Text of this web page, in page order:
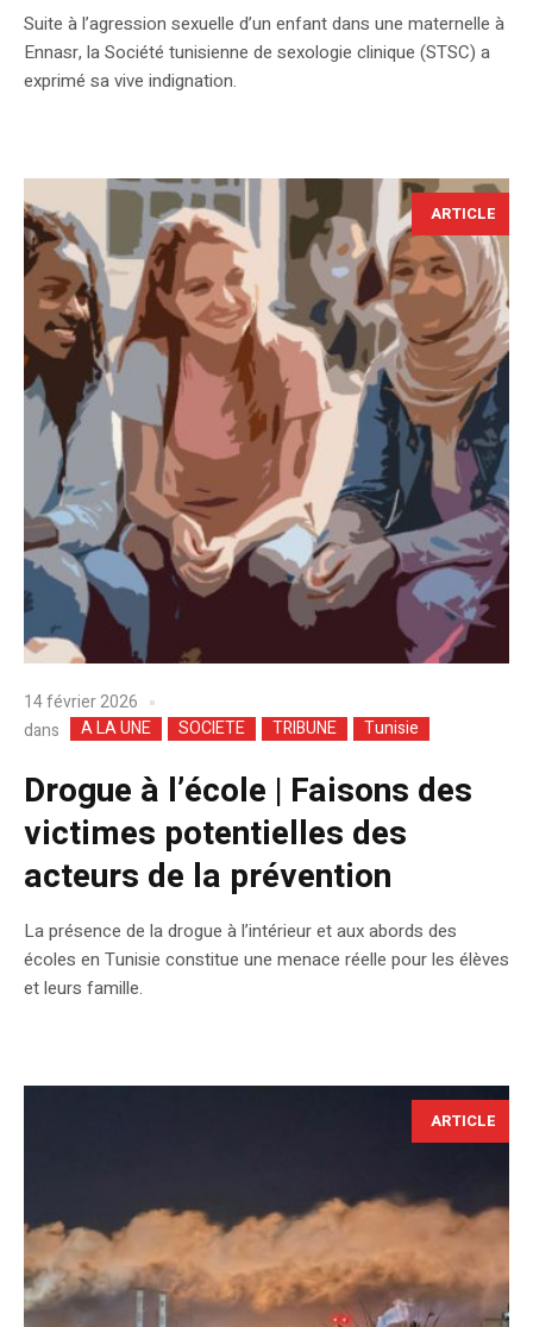
Suite à l’agression sexuelle d’un enfant dans une maternelle à
Ennasr, la Société tunisienne de sexologie clinique (STSC) a
exprimé sa vive indignation.
ARTICLE
14 février 2026
dans
A LA UNE SOCIETE TRIBUNE Tunisie
Drogue à l’école | Faisons des
victimes potentielles des
acteurs de la prévention
La présence de la drogue à l’intérieur et aux abords des
écoles en Tunisie constitue une menace réelle pour les élèves
et leurs famille.
ARTICLE